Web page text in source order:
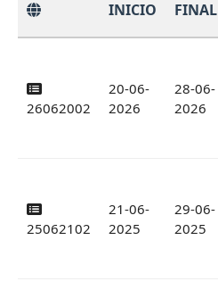
INICIO FINAL
26062002
20-06-
2026
28-06-
2026
25062102
21-06-
2025
29-06-
2025